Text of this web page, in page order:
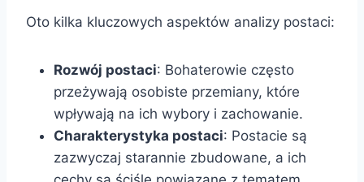
Oto kilka kluczowych aspektów analizy postaci:
Rozwój postaci: Bohaterowie często
przeżywają osobiste przemiany, które
wpływają na ich wybory i zachowanie.
Charakterystyka postaci: Postacie są
zazwyczaj starannie zbudowane, a ich